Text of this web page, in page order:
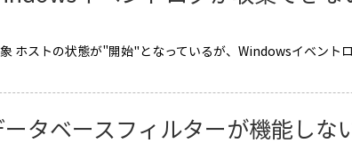
ホストの状態が"開始"となっているが、Windowsイベン
ータベースフィルターが機能しな